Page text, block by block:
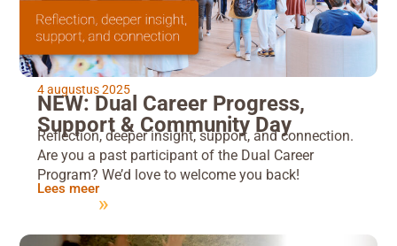
4 augustus 2025
NEW: Dual Career Progress,
Support & Community Day
Reflection, deeper insight, support, and connection.
Are you a past participant of the Dual Career
Program? We’d love to welcome you back!
Lees meer